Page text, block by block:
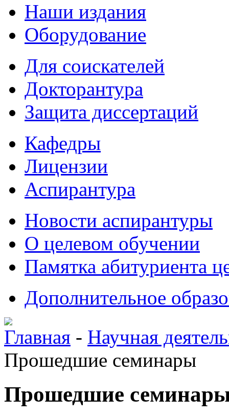
Наши издания
Оборудование
Для соискателей
Докторантура
Защита диссертаций
Кафедры
Лицензии
Аспирантура
Новости аспирантуры
О целевом обучении
Памятка абитуриента
Дополнительное
Главная - Научная
Прошедшие семинары
Прошедшие